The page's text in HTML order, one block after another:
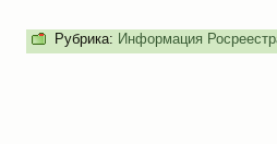
Рубрика: Информация